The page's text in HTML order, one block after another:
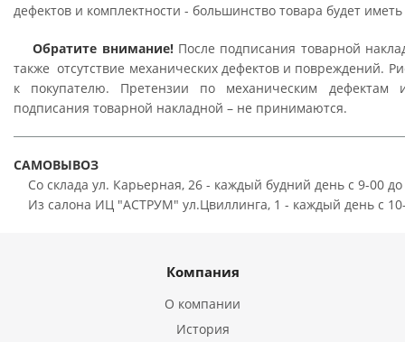
дефектов и комплектности - большинство товара будет
Обратите внимание! После подписания товарной
также отсутствие механических дефектов и повреждений.
к покупателю. Претензии по механическим дефектам
подписания товарной накладной – не принимаются.
САМОВЫВОЗ
Со склада ул. Карьерная, 26 - каждый будний день с 9-00 до
Из салона ИЦ "АСТРУМ" ул.Цвиллинга, 1 - каждый день с
Компания
О компании
История